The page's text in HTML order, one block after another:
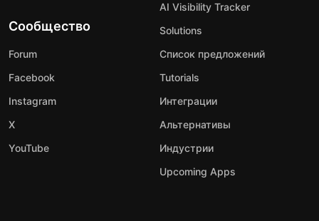
Сообщество
Forum
Facebook
Instagram
X
YouTube
AI Visibility Tracker
Solutions
Список предложений
Tutorials
Интеграции
Альтернативы
Индустрии
Upcoming Apps